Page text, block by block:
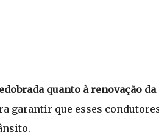
quanto à renovação
garantir que esses